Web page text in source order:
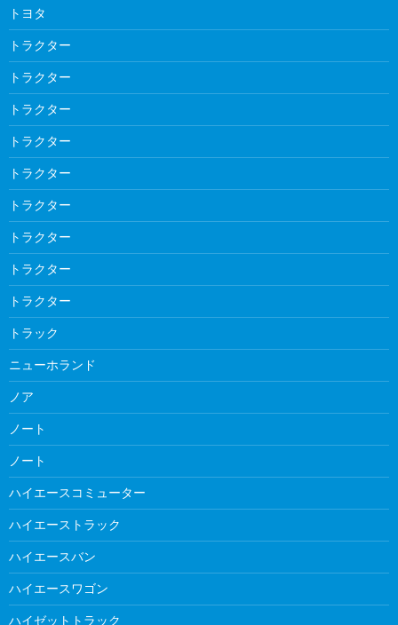
トヨタ
トラクター
トラクター
トラクター
トラクター
トラクター
トラクター
トラクター
トラクター
トラクター
トラック
ニューホランド
ノア
ノート
ノート
ハイエースコミューター
ハイエーストラック
ハイエースバン
ハイエースワゴン
ハイゼットトラック